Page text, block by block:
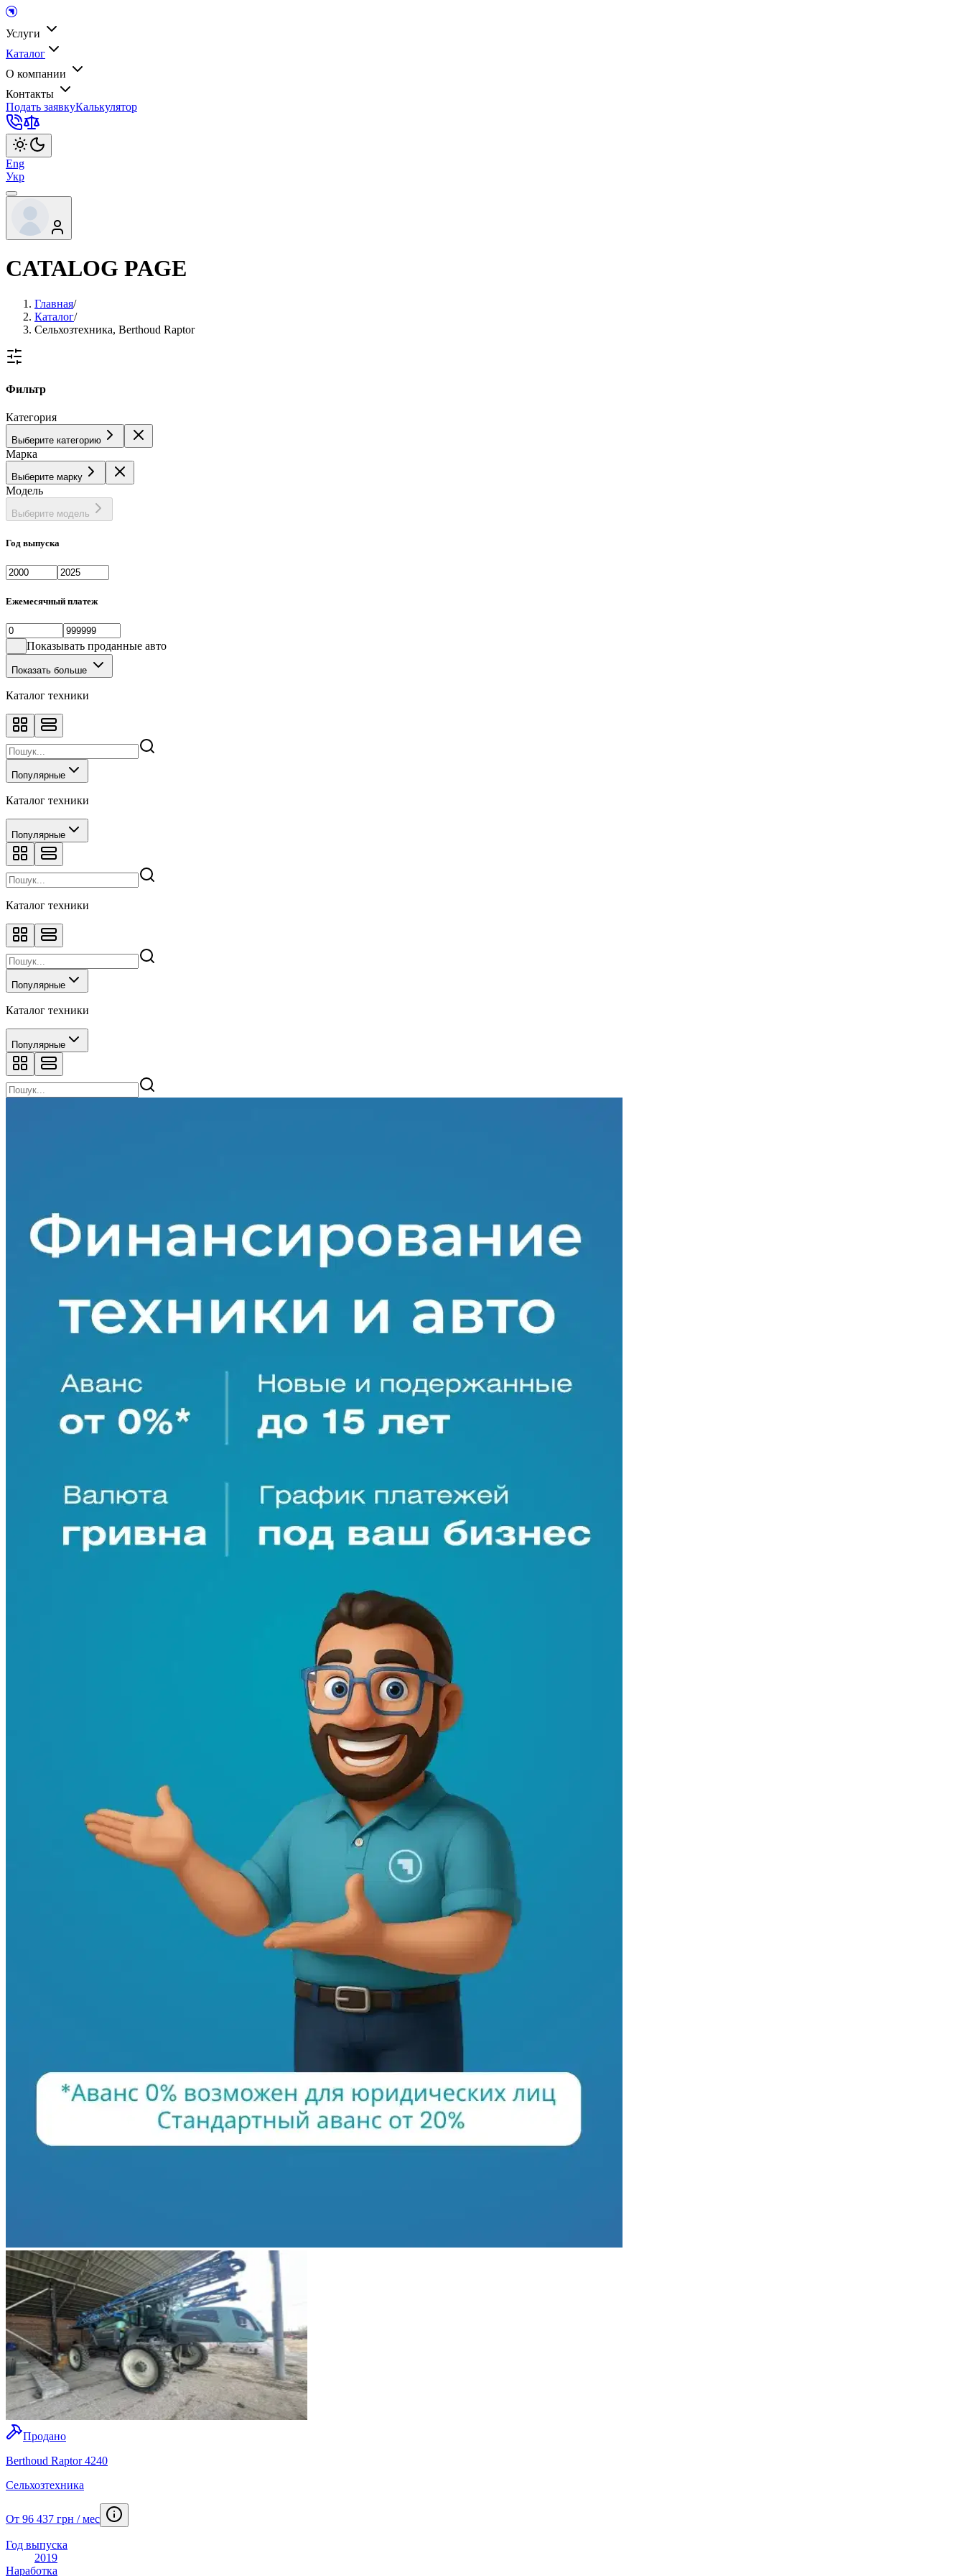
Услуги
Каталог
О компании
Контакты
Подать заявкуКалькулятор
Eng
Укр
CATALOG PAGE
Главная/
Каталог/
Сельхозтехника, Berthoud Raptor
Фильтр
Категория
Выберите категорию
Марка
Выберите марку
Модель
Выберите модель
Год выпуска
Ежемесячный платеж
Показывать проданные авто
Показать больше
Каталог техники
Популярные
Каталог техники
Популярные
Каталог техники
Популярные
Каталог техники
Популярные
Продано
Berthoud Raptor 4240
Сельхозтехника
От 96 437 грн / мес
Год выпуска
2019
Наработка